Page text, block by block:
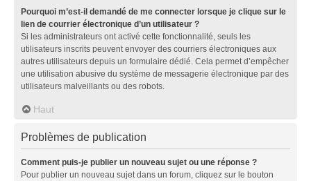
Pourquoi m’est-il demandé de me connecter lorsque je clique sur le
lien de courrier électronique d’un utilisateur ?
Si les administrateurs ont activé cette fonctionnalité, seuls les
utilisateurs inscrits peuvent envoyer des courriers électroniques aux
autres utilisateurs depuis un formulaire dédié. Cela permet d’empêcher
une utilisation abusive du système de messagerie électronique par des
utilisateurs malveillants ou des robots.
Haut
Problèmes de publication
Comment puis-je publier un nouveau sujet ou une réponse ?
Pour publier un nouveau sujet dans un forum, cliquez sur le bouton